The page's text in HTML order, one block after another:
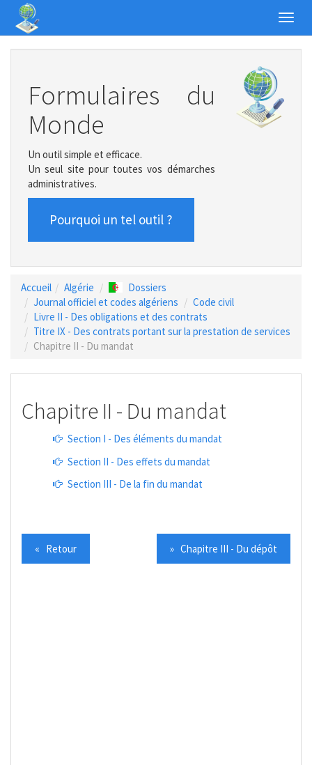
Formulaires du
Monde
Un outil simple et efficace.
Un seul site pour toutes vos démarches
administratives.
Pourquoi un tel outil ?
Accueil Algérie
Dossiers
Journal officiel et codes algériens
Code civil
Livre II - Des obligations et des contrats
Titre IX - Des contrats portant sur la prestation de services
Chapitre II - Du mandat
Chapitre II - Du mandat
Section I - Des éléments du mandat
Section II - Des effets du mandat
Section III - De la fin du mandat
« Retour » Chapitre III - Du dépôt